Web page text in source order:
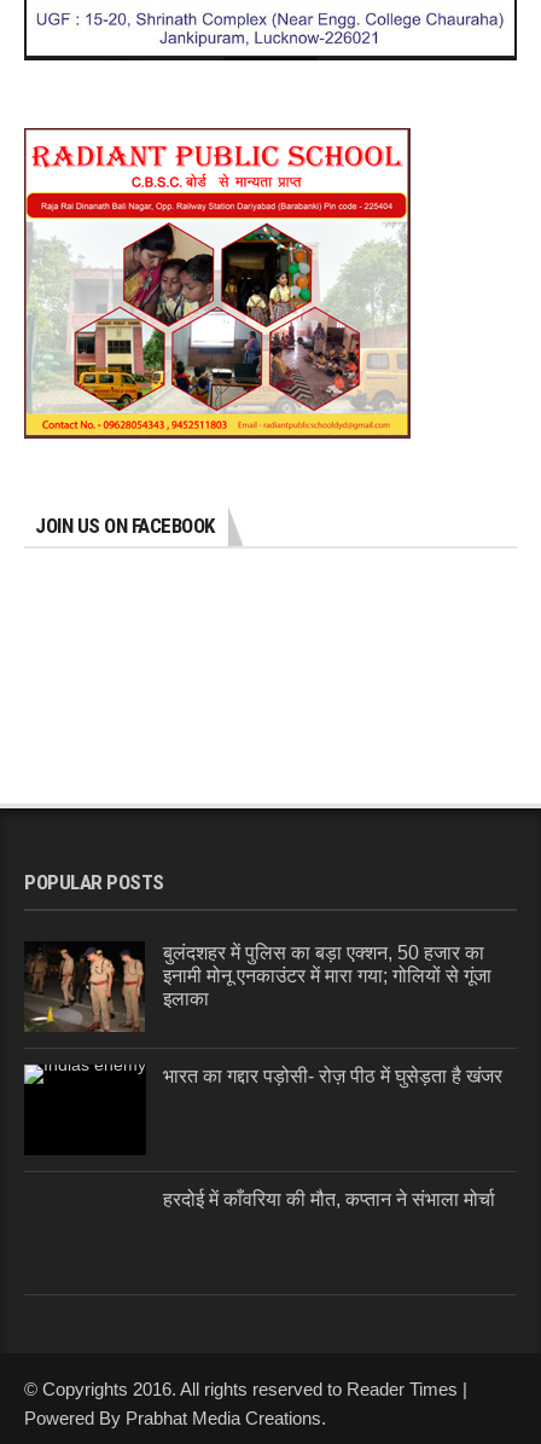
JOIN US ON FACEBOOK
POPULAR POSTS
बुलंदशहर में पुलिस का बड़ा एक्शन, 50 हजार का
इनामी मोनू एनकाउंटर में मारा गया; गोलियों से गूंजा
इलाका
भारत का गद्दार पड़ोसी- रोज़ पीठ में घुसेड़ता है खंजर
हरदोई में काँवरिया की मौत, कप्तान ने संभाला मोर्चा
© Copyrights 2016. All rights reserved to Reader Times |
Powered By Prabhat Media Creations.